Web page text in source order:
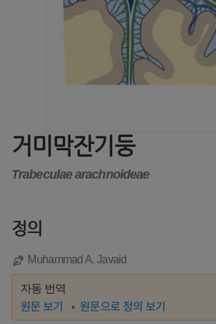
거미막잔기둥
Trabeculae arachnoideae
정의
Muhammad A. Javaid
자동 번역
원문 보기 원문으로 정의 보기